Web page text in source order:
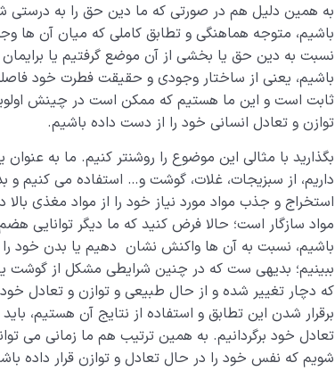
به همین دلیل هم در صورتی که ما دین حق را به درستی
باشیم، متوجه هماهنگی و تطابق کاملی که میان آن ها
نسبت به دین حق یا بخشی از آن موضع گرفتیم یا
باشیم، یعنی از ساختار وجودی و حقیقت فطرت خود
ثابت است و این ما هستیم که ممکن است در چینش
توازن و تعادل انسانی خود را از دست داده باشیم.
بگذارید با مثالی این موضوع را روشنتر کنیم. ما به
داریم، از سبزیجات، غلات، گوشت و… استفاده می کنیم و
استخراج و جذب مواد مورد نیاز خود را از مواد مغذی بالا
مواد سازگار است؛ حالا فرض کنید که ما دیگر توانایی
باشیم، نسبت به آن ها واکنش نشان دهیم یا بدن خود را
ببینیم؛ بدیهی ست که در چنین شرایطی مشکل از
که دچار تغییر شده و از حال طبیعی و توازن و تعادل
برقرار شدن این تطابق و استفاده از نتایج آن هستیم،
تعادل خود برگردانیم. به همین ترتیب هم ما زمانی می
شویم که نفس خود را در حال تعادل و توازن قرار داده